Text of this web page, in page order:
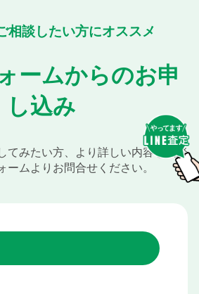
相談したい方にオススメ
ームからのお申
し込み
てみたい方、より詳しい内容を相談
ームよりお問合せください。